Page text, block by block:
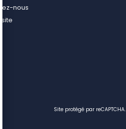
nous
site
Site protégé par reCAPTCHA.